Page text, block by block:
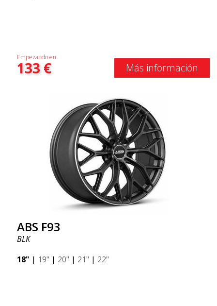
Empezando en:
133€ Más información
ABS F93
BLK
18" | 19" | 20" | 21" | 22"